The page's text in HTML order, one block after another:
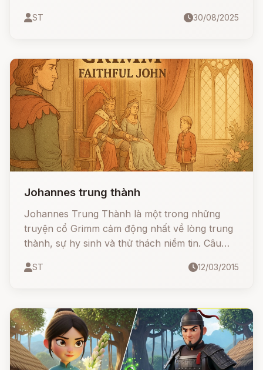
cơm áo. Và rồi, một sự việc bất ngờ xảy ra bên
ST 30/08/2025
Johannes trung thành
Johannes Trung Thành là một trong những
truyện cổ Grimm cảm động nhất về lòng trung
thành, sự hy sinh và thử thách niềm tin. Câu
sàng chịu mọi đau khổ để bảo vệ hoàng tử và
ST 12/03/2015